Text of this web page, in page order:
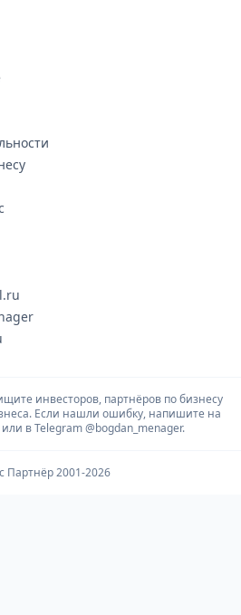
инвесторов, партнёров по бизнесу
Если нашли ошибку, напишите на
в Telegram@bogdan_menager.
Партнёр 2001-2026